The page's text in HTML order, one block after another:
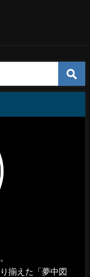
揃えた「夢中図